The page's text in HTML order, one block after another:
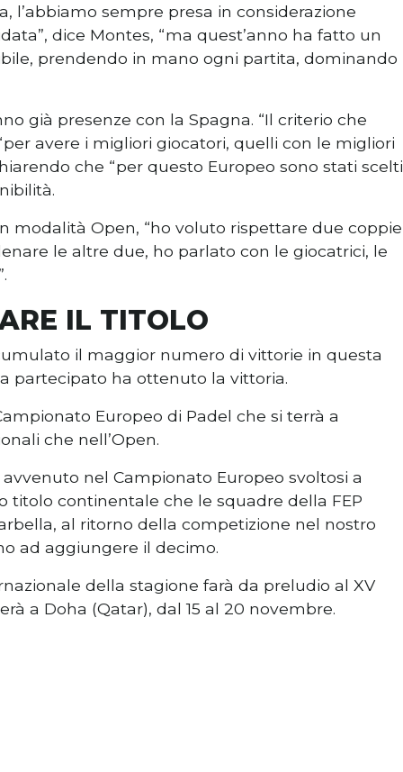
l’abbiamo sempre presa in considerazione
dice Montes, “ma quest’anno ha fatto un
prendendo in mano ogni partita, dominando
già presenze con la Spagna. “Il criterio che
avere i migliori giocatori, quelli con le migliori
che “per questo Europeo sono stati scelti
modalità Open, “ho voluto rispettare due coppie
le altre due, ho parlato con le giocatrici, le
IL TITOLO
il maggior numero di vittorie in questa
partecipato ha ottenuto la vittoria.
Europeo di Padel che si terrà a
che nell’Open.
nel Campionato Europeo svoltosi a
titolo continentale che le squadre della FEP
al ritorno della competizione nel nostro
ad aggiungere il decimo.
della stagione farà da preludio al XV
a Doha (Qatar), dal 15 al 20 novembre.